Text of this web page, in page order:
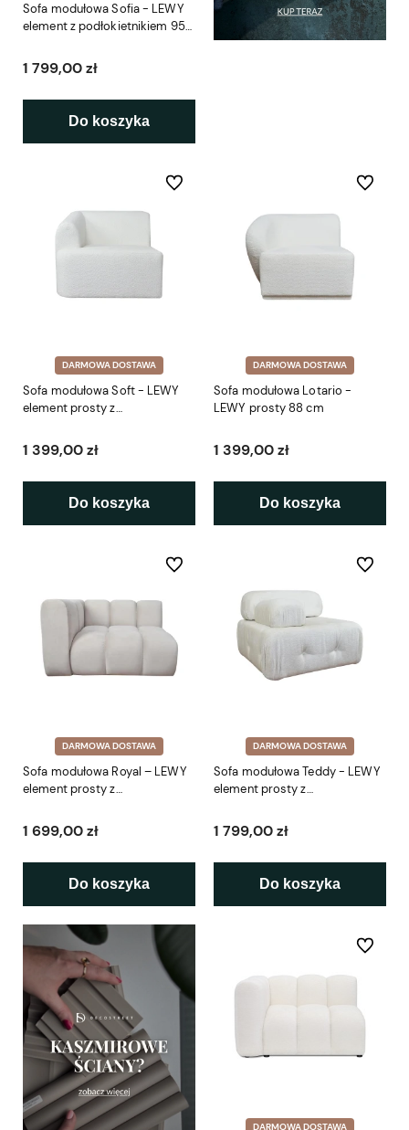
Sofa modułowa Sofia - LEWY
element z podłokietnikiem 95
1 799,00 zł
Do koszyka
DARMOWA DOSTAWA
Sofa modułowa Soft - LEWY
element prosty z
1 399,00 zł
Do koszyka
Do ulubionych
DARMOWA DOSTAWA
Sofa modułowa Lotario -
LEWY prosty 88 cm
1 399,00 zł
Do koszyka
Do
DARMOWA DOSTAWA
Sofa modułowa Royal – LEWY
element prosty z
1 699,00 zł
Do koszyka
Do ulubionych
DARMOWA DOSTAWA
Sofa modułowa Teddy - LEWY
element prosty z
1 799,00 zł
Do koszyka
Do
DARMOWA DOSTAWA
Do